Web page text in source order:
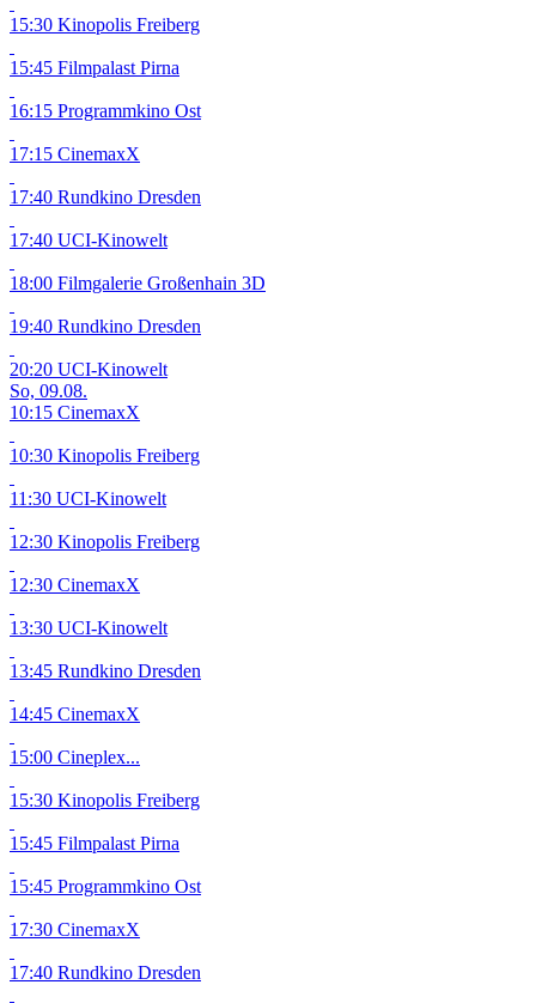
15:30 Kinopolis Freiberg
15:45 Filmpalast Pirna
16:15 Programmkino Ost
17:15 CinemaxX
17:40 Rundkino Dresden
17:40 UCI-Kinowelt
18:00 Filmgalerie Großenhain 3D
19:40 Rundkino Dresden
20:20 UCI-Kinowelt
So, 09.08.
10:15 CinemaxX
10:30 Kinopolis Freiberg
11:30 UCI-Kinowelt
12:30 Kinopolis Freiberg
12:30 CinemaxX
13:30 UCI-Kinowelt
13:45 Rundkino Dresden
14:45 CinemaxX
15:00 Cineplex...
15:30 Kinopolis Freiberg
15:45 Filmpalast Pirna
15:45 Programmkino Ost
17:30 CinemaxX
17:40 Rundkino Dresden